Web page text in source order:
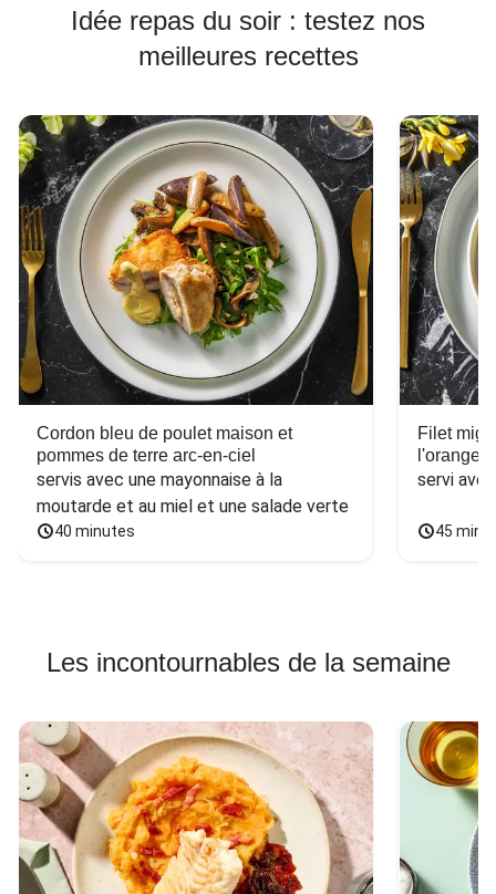
Idée repas du soir : testez nos
meilleures recettes
Cordon bleu de poulet maison et
pommes de terre arc-en-ciel
servis avec une mayonnaise à la
moutarde et au miel et une salade verte
40 minutes
Filet
l'orange
servi
45
Les incontournables de la semaine